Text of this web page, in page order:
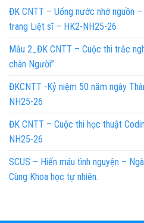
ĐK CNTT – Uống nước nhớ nguồn
trang Liệt sĩ – HK2-NH25-26
Mẫu 2_ĐK CNTT – Cuộc thi trắc
chân Người”
ĐKCNTT -Kỷ niệm 50 năm ngày
NH25-26
ĐK CNTT – Cuộc thi học thuật
NH25-26
SCUS – Hiến máu tình nguyện –
Cùng Khoa học tự nhiên.